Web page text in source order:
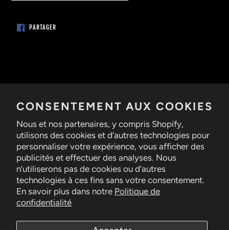
CONSENTEMENT AUX COOKIES
Nous et nos partenaires, y compris Shopify,
utilisons des cookies et d’autres technologies pour
personnaliser votre expérience, vous afficher des
publicités et effectuer des analyses. Nous
n’utiliserons pas de cookies ou d’autres
technologies à ces fins sans votre consentement.
En savoir plus dans notre Politique de
confidentialité
PARTAGERPARTAGER
SUR
ABONNEZ-VOUS À NOTRE INFOLETTRE
S'INSCRIRE
Conditions de remboursementet d'utilisation